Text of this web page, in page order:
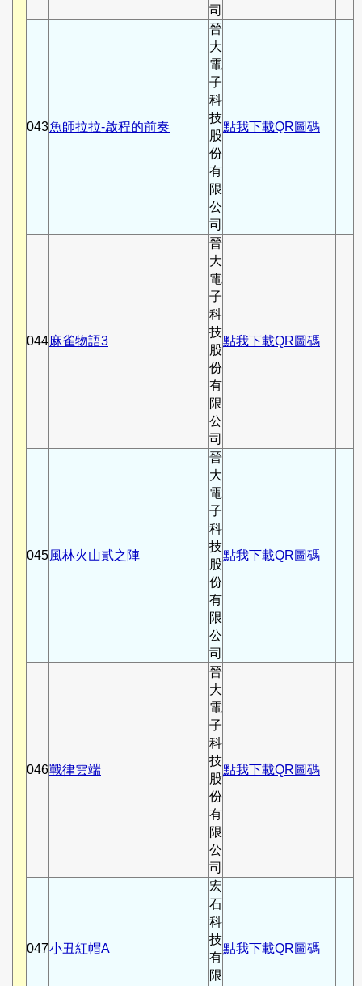
司
043魚師拉拉-啟程的前奏
晉
大
電
子
科
技
股
份
有
限
公
司
點我下載QR圖碼
044麻雀物語3
晉
大
電
子
科
技
股
份
有
限
公
司
點我下載QR圖碼
045風林火山貳之陣
晉
大
電
子
科
技
股
份
有
限
公
司
點我下載QR圖碼
046戰律雲端
晉
大
電
子
科
技
股
份
有
限
公
司
點我下載QR圖碼
047小丑紅帽A
宏
石
科
技
有
限
點我下載QR圖碼